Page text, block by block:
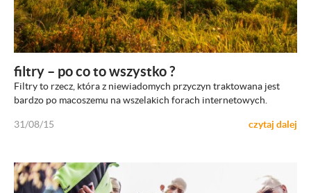
filtry – po co to wszystko ?
Filtry to rzecz, która z niewiadomych przyczyn traktowana jest
bardzo po macoszemu na wszelakich forach internetowych.
31/08/15 czytaj dalej
ZOBACZ